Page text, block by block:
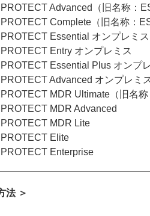
Advanced（旧名称：
Complete（旧名称：
Essential オンプレミス
Entry オンプレミス
Essential Plus オンプ
Advanced オンプレミ
MDR Ultimate（旧名
MDR Advanced
MDR Lite
Elite
Enterprise
法 ＞